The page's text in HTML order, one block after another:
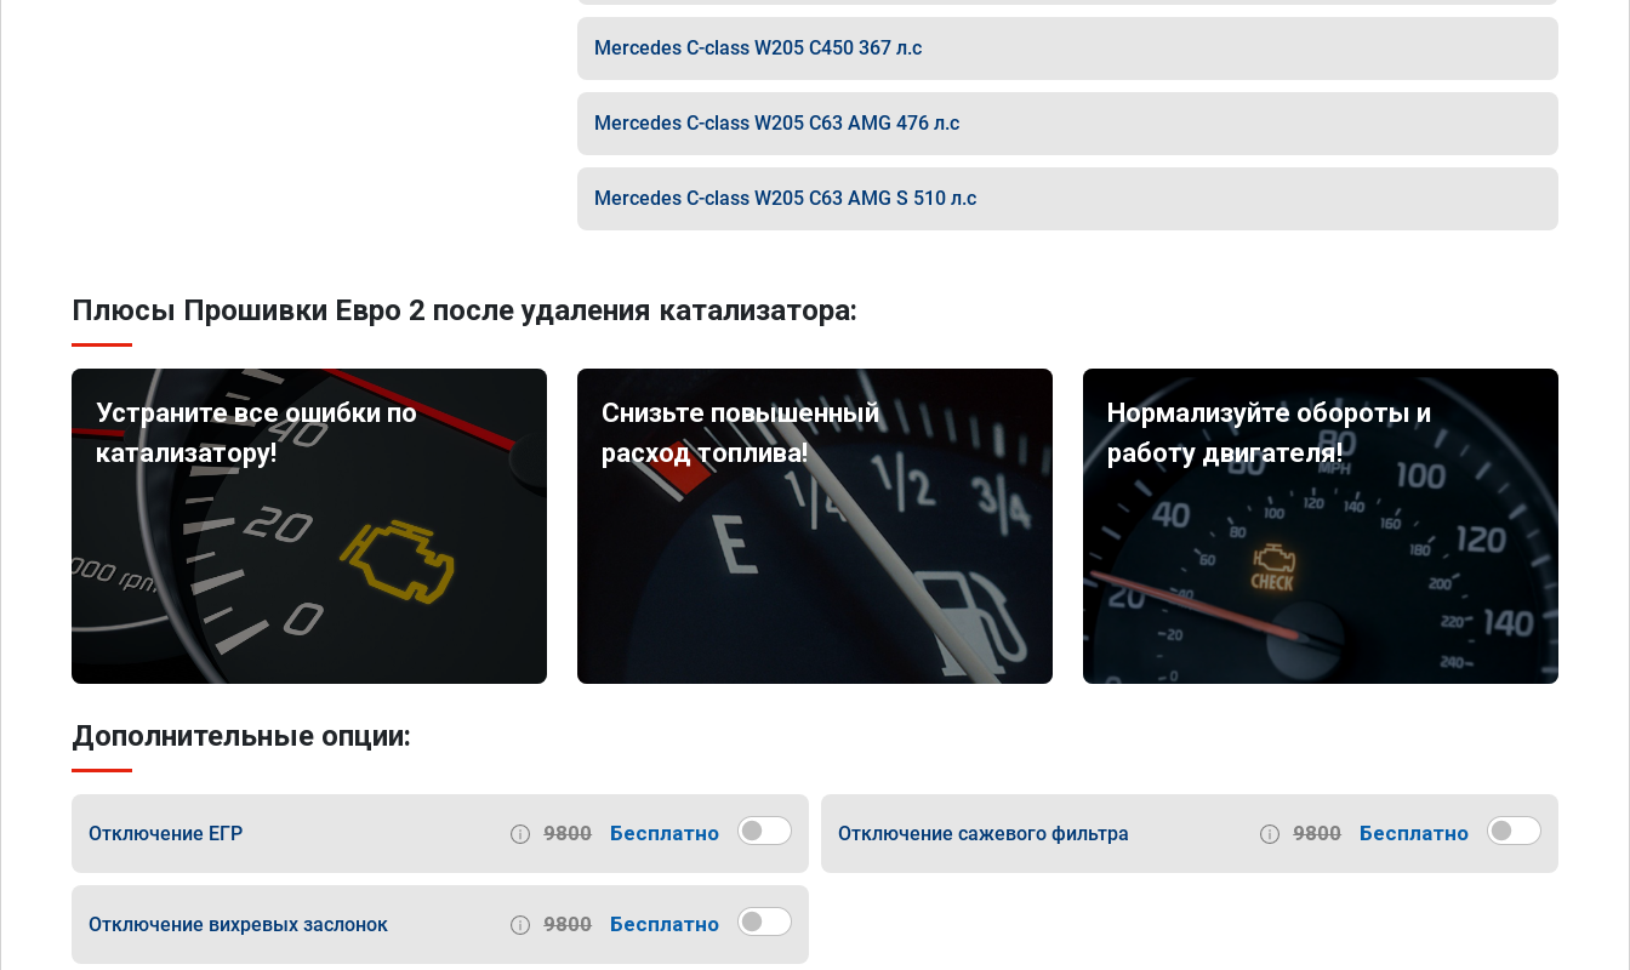
Mercedes C-class W205 C450 367 л.с
Mercedes C-class W205 C63 AMG 476 л.с
Mercedes C-class W205 C63 AMG S 510 л.с
Плюсы Прошивки Евро 2 после удаления катализатора:
Устраните все ошибки по
катализатору!
Снизьте повышенный
расход топлива!
Нормализуйте обороты и
работу двигателя!
Дополнительные опции:
Отключение ЕГР 9800 Бесплатно Отключение сажевого фильтра 9800 Бесплатно
Отключение вихревых заслонок 9800 Бесплатно